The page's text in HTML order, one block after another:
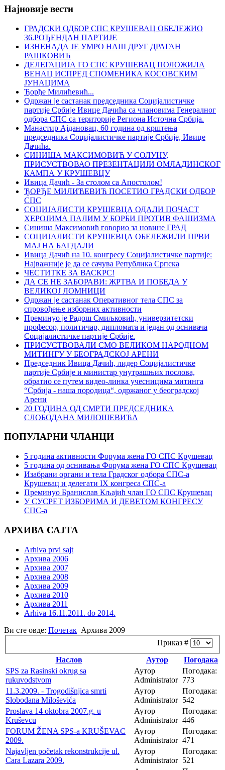
Најновије вести
ГРАДСКИ ОДБОР СПС КРУШЕВАЦ ОБЕЛЕЖИО
36.РОЂЕНДАН ПАРТИЈЕ
ИЗНЕНАДА ЈЕ УМРО НАШ ДРУГ ДРАГАН
РАШКОВИЋ
ДЕЛЕГАЦИЈА ГО СПС КРУШЕВАЦ ПОЛОЖИЛА
ВЕНАЦ ИСПРЕД СПОМЕНИКА КОСОВСКИМ
ЈУНАЦИМА
Ђорђе Милићевић...
Одржан је састанак председника Социјалистичке
партије Србије Ивице Дачића са члановима Генералног
одбора СПС са територије Региона Источна Србија.
Манастир Ајдановац, 60 година од крштења
председника Социјалистичке партије Србије, Ивице
Дачића.
СИНИША МАКСИМОВИЋ У СОЛУНУ,
ПРИСУСТВОВАО ПРЕЗЕНТАЦИЈИ ОМЛАДИНСКОГ
КАМПА У КРУШЕВЦУ
Ивица Дачић - За столом са Апостолом!
ЂОРЂЕ МИЛИЋЕВИЋ ПОСЕТИО ГРАДСКИ ОДБОР
СПС
СОЦИЈАЛИСТИ КРУШЕВЦА ОДАЛИ ПОЧАСТ
ХЕРОЈИМА ПАЛИМ У БОРБИ ПРОТИВ ФАШИЗМА
Синиша Максимовић говорио за новине ГРАД
СОЦИЈАЛИСТИ КРУШЕВЦА ОБЕЛЕЖИЛИ ПРВИ
МАЈ НА БАГДАЛИ
Ивица Дачић на 10. конгресу Социјалистичке партије:
Најважније је да се сачува Република Српска
ЧЕСТИТКЕ ЗА ВАСКРС!
ДА СЕ НЕ ЗАБОРАВИ: ЖРТВА И ПОБЕДА У
ВЕЛИКОЈ ЛОМНИЦИ
Oдржан је састанак Оперативног тела СПС за
спровођење изборних активности
Преминуо је Радош Смиљковић, универзитетски
професор, политичар, дипломата и један од оснивача
Социјалистичке партије Србије.
ПРИСУСТВОВАЛИ СМО ВЕЛИКОМ НАРОДНОМ
МИТИНГУ У БЕОГРАДСКОЈ АРЕНИ
Председник Ивица Дачић, лидер Социјалистичке
партије Србије и министар унутрашњих послова,
обратио се путем видео-линка учесницима митинга
“Србија - наша породица“, одржаног у београдској
Арени
20 ГОДИНА ОД СМРТИ ПРЕДСЕДНИКА
СЛОБОДАНА МИЛОШЕВИЋА
ПОПУЛАРНИ ЧЛАНЦИ
5 година активности Форума жена ГО СПС Крушевац
5 година од оснивања Форума жена ГО СПС Крушевац
Изабрани органи и тела Градског одбора СПС-а
Крушевац и делегати IX конгреса СПС-а
Преминуо Бранислав Кљајић члан ГО СПС Крушевац
У СУСРЕТ ИЗБОРИМА И ДЕВЕТОМ КОНГРЕСУ
СПС-а
АРХИВА САЈТА
Arhiva prvi sajt
Архива 2006
Архива 2007
Архива 2008
Архива 2009
Архива 2010
Архива 2011
Arhiva 16.11.2011. do 2014.
Ви сте овде: Почетак Архива 2009
Приказ #
Наслов
Аутор
Погодака
SPS za Rasinski okrug sa
rukuvodstvom
Аутор
Administrator
Погодака:
773
11.3.2009. - Trogodišnjica smrti
Slobodana Miloševića
Аутор
Administrator
Погодака:
542
Proslava 14 oktobra 2007.g. u
Kruševcu
Аутор
Administrator
Погодака:
446
FORUM ŽENA SPS-a KRUŠEVAC
2009.
Аутор
Administrator
Погодака:
471
Najavljen početak rekonstrukcije ul.
Cara Lazara 2009.
Аутор
Administrator
Погодака:
521